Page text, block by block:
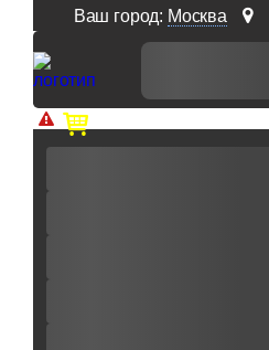
Ваш город: Москва
Доп. скидка от цен на